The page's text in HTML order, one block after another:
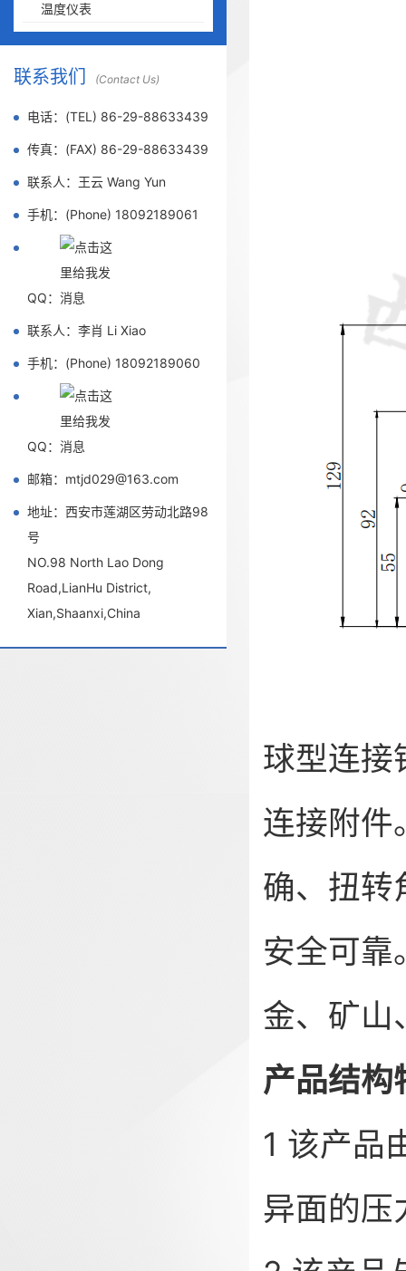
温度仪表
联系我们 (Contact Us)
电话：(TEL) 86-29-88633439
传真：(FAX) 86-29-88633439
联系人：王云 Wang Yun
手机：(Phone) 18092189061
QQ：
联系人：李肖 Li Xiao
手机：(Phone) 18092189060
QQ：
邮箱：mtjd029@163.com
地址：西安市莲湖区劳动北路98
号
NO.98 North Lao Dong
Road,LianHu District,
Xian,Shaanxi,China
球型连接
连接附件
确、扭转
安全可靠
金、矿山
产品结构
1 该产品
异面的压